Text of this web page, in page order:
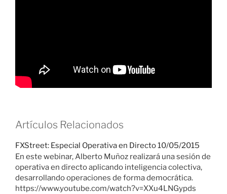
Artículos Relacionados
FXStreet: Especial Operativa en Directo 10/05/2015
En este webinar, Alberto Muñoz realizará una sesión de
operativa en directo aplicando inteligencia colectiva,
desarrollando operaciones de forma democrática.
https://www.youtube.com/watch?v=XXu4LNGypds